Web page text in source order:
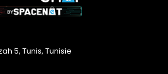
5, Tunis, Tunisie